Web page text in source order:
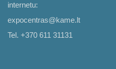
internetu:
expocentras@kame.lt
Tel. +370 611 31131